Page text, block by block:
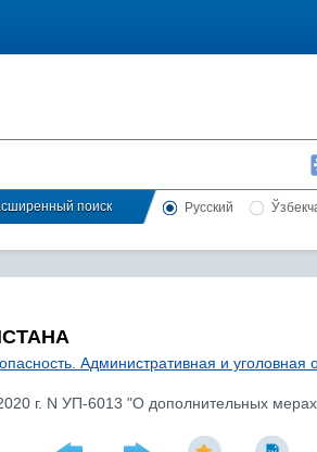
поиск Русский
Административная и уголовная
г. N УП-6013 "О дополнительных